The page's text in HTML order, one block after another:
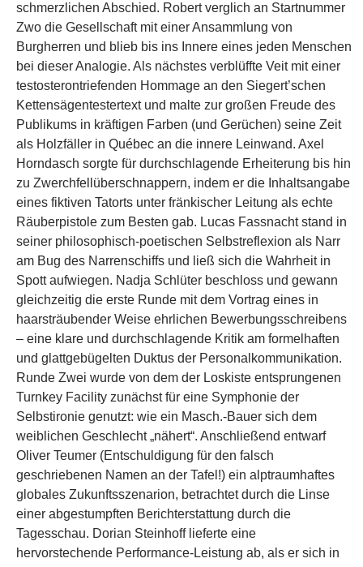
schmerzlichen Abschied. Robert verglich an Startnummer
Zwo die Gesellschaft mit einer Ansammlung von
Burgherren und blieb bis ins Innere eines jeden Menschen
bei dieser Analogie. Als nächstes verblüffte Veit mit einer
testosterontriefenden Hommage an den Siegert’schen
Kettensägentestertext und malte zur großen Freude des
Publikums in kräftigen Farben (und Gerüchen) seine Zeit
als Holzfäller in Québec an die innere Leinwand. Axel
Horndasch sorgte für durchschlagende Erheiterung bis hin
zu Zwerchfellüberschnappern, indem er die Inhaltsangabe
eines fiktiven Tatorts unter fränkischer Leitung als echte
Räuberpistole zum Besten gab. Lucas Fassnacht stand in
seiner philosophisch-poetischen Selbstreflexion als Narr
am Bug des Narrenschiffs und ließ sich die Wahrheit in
Spott aufwiegen. Nadja Schlüter beschloss und gewann
gleichzeitig die erste Runde mit dem Vortrag eines in
haarsträubender Weise ehrlichen Bewerbungsschreibens
– eine klare und durchschlagende Kritik am formelhaften
und glattgebügelten Duktus der Personalkommunikation.
Runde Zwei wurde von dem der Loskiste entsprungenen
Turnkey Facility zunächst für eine Symphonie der
Selbstironie genutzt: wie ein Masch.-Bauer sich dem
weiblichen Geschlecht „nähert“. Anschließend entwarf
Oliver Teumer (Entschuldigung für den falsch
geschriebenen Namen an der Tafel!) ein alptraumhaftes
globales Zukunftsszenarion, betrachtet durch die Linse
einer abgestumpften Berichterstattung durch die
Tagesschau. Dorian Steinhoff lieferte eine
hervorstechende Performance-Leistung ab, als er sich in